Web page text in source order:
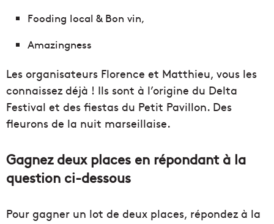
Fooding local & Bon vin,
Amazingness
Les organisateurs Florence et Matthieu, vous les
connaissez déjà ! Ils sont à l’origine du Delta
Festival et des fiestas du Petit Pavillon. Des
fleurons de la nuit marseillaise.
Gagnez deux places en répondant à la
question ci-dessous
Pour gagner un lot de deux places, répondez à la